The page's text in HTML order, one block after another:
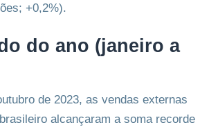
+0,2%).
do ano (janeiro a
de 2023, as vendas externas
alcançaram a soma recorde